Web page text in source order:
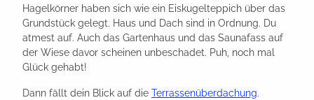
Hagelkörner haben sich wie ein Eiskugelteppich über das
Grundstück gelegt. Haus und Dach sind in Ordnung. Du
atmest auf. Auch das Gartenhaus und das Saunafass auf
der Wiese davor scheinen unbeschadet. Puh, noch mal
Glück gehabt!
Dann fällt dein Blick auf die Terrassenüberdachung.